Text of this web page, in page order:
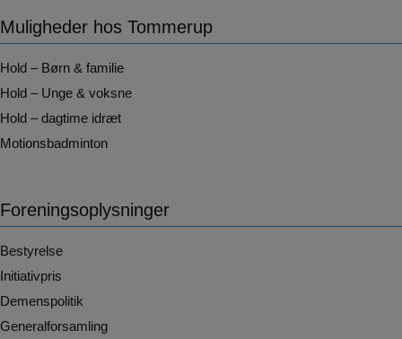
Muligheder hos Tommerup
Hold – Børn & familie
Hold – Unge & voksne
Hold – dagtime idræt
Motionsbadminton
Foreningsoplysninger
Bestyrelse
Initiativpris
Demenspolitik
Generalforsamling